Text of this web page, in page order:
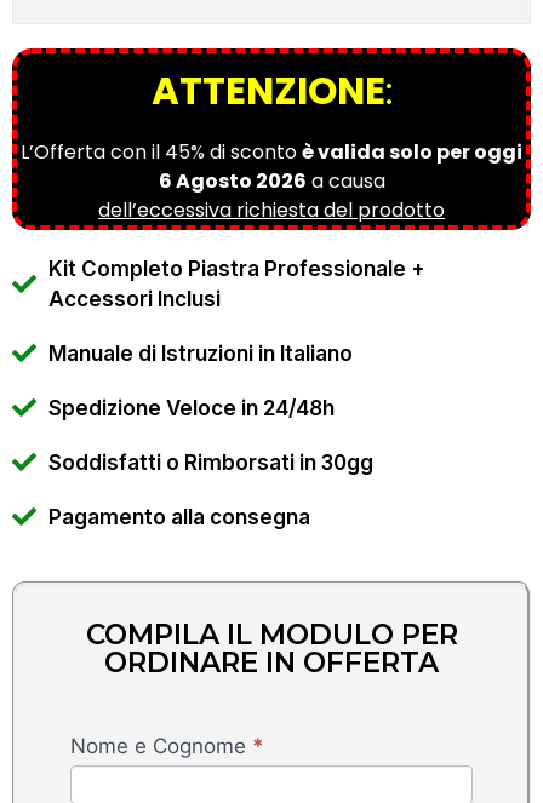
ATTENZIONE:
L’Offerta con il 45% di scontoè valida solo per oggi
6 Agosto 2026 a causa
dell’eccessiva richiesta del prodotto
Kit Completo Piastra Professionale +
Accessori Inclusi
Manuale di Istruzioni in Italiano
Spedizione Veloce in 24/48h
Soddisfatti o Rimborsati in 30gg
Pagamento alla consegna
COMPILA IL MODULO PER
ORDINARE IN OFFERTA
Piastra
Capelli
Nome e Cognome *